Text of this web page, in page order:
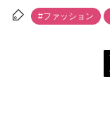
#ファッション